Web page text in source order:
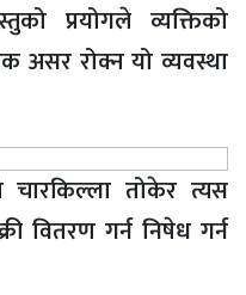
प्रयोगले व्यक्तिको
असर रोक्न यो व्यवस्था
तोकेर त्यस
वितरण गर्न निषेध गर्न